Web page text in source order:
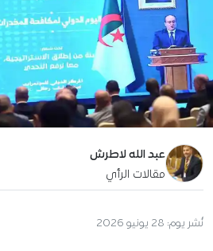
عبد الله لاطرش
مقالات الرأي
نُشر يوم: 28 يونيو 2026